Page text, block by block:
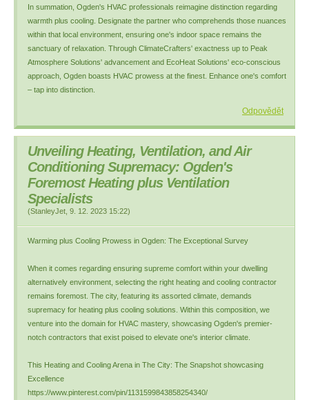
In summation, Ogden's HVAC professionals reimagine distinction regarding
warmth plus cooling. Designate the partner who comprehends those nuances
within that local environment, ensuring one's indoor space remains the
sanctuary of relaxation. Through ClimateCrafters' exactness up to Peak
Atmosphere Solutions' advancement and EcoHeat Solutions' eco-conscious
approach, Ogden boasts HVAC prowess at the finest. Enhance one's comfort
– tap into distinction.
Odpovědět
Unveiling Heating, Ventilation, and Air
Conditioning Supremacy: Ogden's
Foremost Heating plus Ventilation
Specialists
(StanleyJet 9. 12. 2023 15:22)
Warming plus Cooling Prowess in Ogden: The Exceptional Survey
When it comes regarding ensuring supreme comfort within your dwelling
alternatively environment, selecting the right heating and cooling contractor
remains foremost. The city, featuring its assorted climate, demands
supremacy for heating plus cooling solutions. Within this composition, we
venture into the domain for HVAC mastery, showcasing Ogden's premier-
notch contractors that exist poised to elevate one's interior climate.
This Heating and Cooling Arena in The City: The Snapshot showcasing
Excellence
https://www.pinterest.com/pin/1131599843858254340/